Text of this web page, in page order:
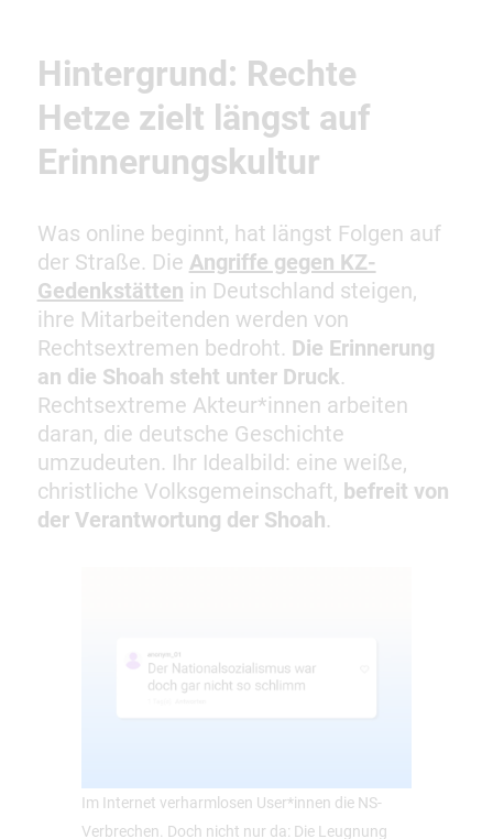
Hintergrund: Rechte
Hetze zielt längst auf
Erinnerungskultur
Was online beginnt, hat längst Folgen auf
der Straße. Die Angriffe gegen KZ-
Gedenkstätten in Deutschland steigen,
ihre Mitarbeitenden werden von
Rechtsextremen bedroht. Die Erinnerung
an die Shoah steht unter Druck.
Rechtsextreme Akteur*innen arbeiten
daran, die deutsche Geschichte
umzudeuten. Ihr Idealbild: eine weiße,
christliche Volksgemeinschaft, befreit von
der Verantwortung der Shoah.
Im Internet verharmlosen User*innen die NS-
Verbrechen. Doch nicht nur da: Die Leugnung